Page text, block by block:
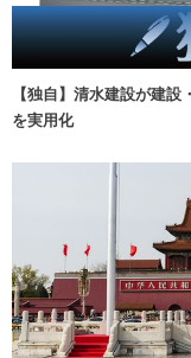
【独自】清水建設が建
を実用化